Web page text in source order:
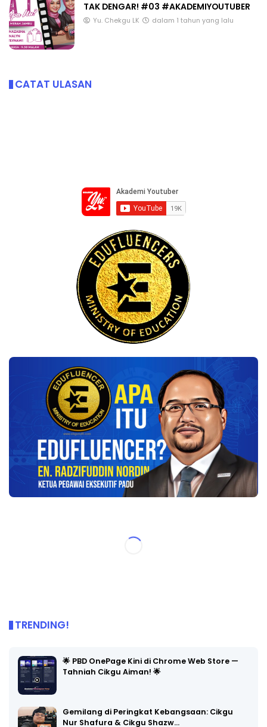
TAK DENGAR! #03 #AKADEMIYOUTUBER
Yu. Chekgu LK dalam 1 tahun yang lalu
CATAT ULASAN
TRENDING!
🌟 PBD OnePage Kini di Chrome Web Store —
Tahniah Cikgu Aiman! 🌟
Gemilang di Peringkat Kebangsaan: Cikgu
Nur Shafura & Cikgu Shazw…